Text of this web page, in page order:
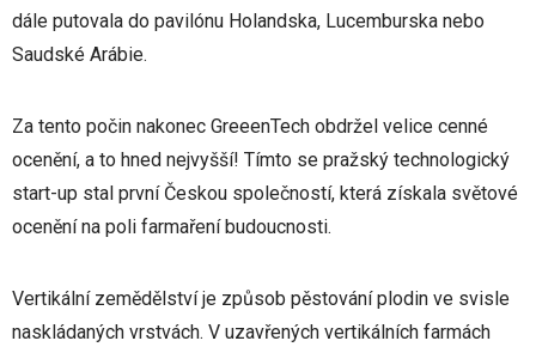
dále putovala do pavilónu Holandska, Lucemburska nebo
Saudské Arábie.
Za tento počin nakonec GreeenTech obdržel velice cenné
ocenění, a to hned nejvyšší! Tímto se pražský technologický
start-up stal první Českou společností, která získala světové
ocenění na poli farmaření budoucnosti.
Vertikální zemědělství je způsob pěstování plodin ve svisle
naskládaných vrstvách. V uzavřených vertikálních farmách